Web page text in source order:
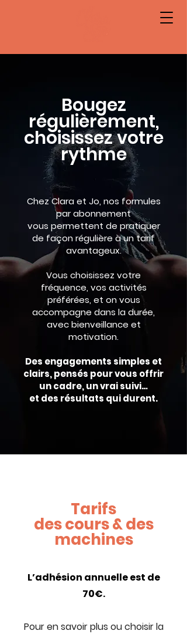
Bougez
régulièrement,
choisissez votre
rythme
Chez Clara et Jo, nos formules
par abonnement
vous permettent de pratiquer
de façon régulière à un tarif
avantageux.
Vous choisissez votre
fréquence, vos activités
préférées, et on vous
accompagne dans la durée,
avec bienveillance et
motivation.
Des engagements simples et
clairs, pensés pour vous offrir
un cadre, un vrai suivi…
et des résultats qui durent.
Tarifs
des cours & des
machines
L’adhésion annuelle est de
70€.
Pour en savoir plus ou choisir la